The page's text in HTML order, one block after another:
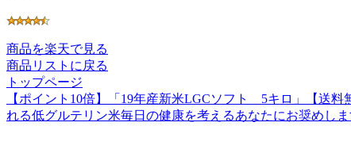
商品を楽天で見る
商品リストに戻る
トップページ
【ポイント10倍】「19年産新米LGCソフト 5キロ」【送
れる低グルテリン米毎日の健康を考えるあなたにお奨めしま